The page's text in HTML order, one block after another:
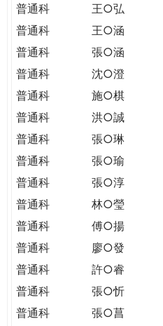
普通科
王○弘
普通科
王○涵
普通科
張○涵
普通科
沈○澄
普通科
施○棋
普通科
洪○誠
普通科
張○琳
普通科
張○瑜
普通科
張○淳
普通科
林○瑩
普通科
傅○揚
普通科
廖○發
普通科
許○睿
普通科
張○忻
普通科
張○菖